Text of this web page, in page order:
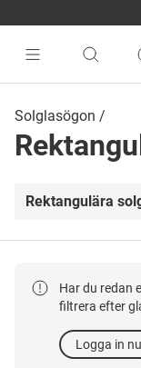
Solglasögon
Rektangulära
Har du redan
filtrera efter
Logga in nu